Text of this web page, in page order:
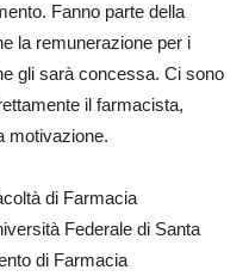
Fanno parte della
la remunerazione per i
gli sarà concessa. Ci sono
il farmacista,
motivazione.
di Farmacia
Federale di Santa
di Farmacia